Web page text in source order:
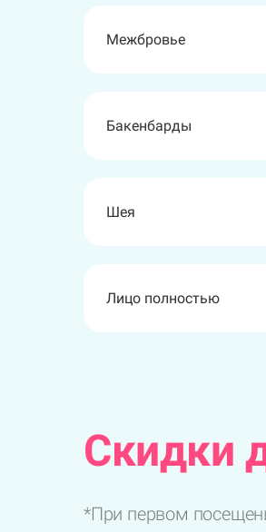
Межбровье
Бакенбарды
Шея
Лицо полностью
Бикини классика
Ягодицы
Линии живота
Спина полностью
Подмышечные впадины
Руки ниже локтя
Пальцы рук
Голени + колени
Пальцы ног
Cкидки
*При первом